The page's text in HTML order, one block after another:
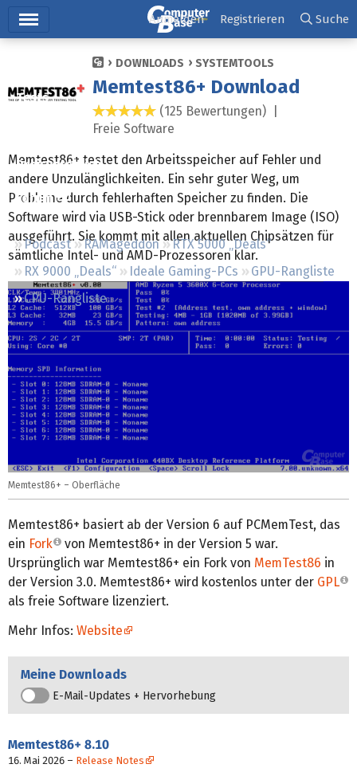
Tests
Preisvergleich
Forum
Podcast RAMageddon
RTX 5000 „Deals“
RX 9000 „Deals“
Ideale Gaming-PCs
GPU-Rangliste
CPU-Rangliste
Anmelden Registrieren Suche
DOWNLOADS SYSTEMTOOLS
Memtest86+ Download
4,8 Sterne
(125 Bewertungen) |
Freie Software
Memtest86+ testet den Arbeitsspeicher auf Fehler und
andere Unzulänglichkeiten. Ein sehr guter Weg, um
Probleme durch fehlerhaften Speicher zu finden. Die
Software wird via USB-Stick oder brennbarem Image (ISO)
ausgeführt. Sie kommt mit allen aktuellen Chipsätzen für
sämtliche Intel- und AMD-Prozessoren klar.
Memtest86+ – Oberfläche
Memtest86+ basiert ab der Version 6 auf PCMemTest, das
ein Fork
von Memtest86+ in der Version 5 war.
Ursprünglich war Memtest86+ ein Fork von MemTest86 in
der Version 3.0. Memtest86+ wird kostenlos unter der GPL
als freie Software lizenziert.
Mehr Infos: Website
Meine Downloads
E-Mail-Updates + Hervorhebung
Memtest86+ 8.10
16. Mai 2026 – Release Notes